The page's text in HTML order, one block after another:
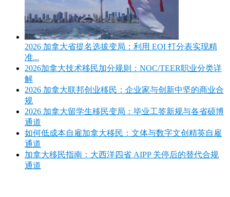
2026 加拿大省提名选拔变局：利用 EOI 打分表实现精
准...
2026加拿大技术移民加分规则：NOC/TEER职业分类详
解
2026 加拿大联邦创业移民：企业家与创新中坚的商业合
规
2026 加拿大留学生移民变局：毕业工签新规与各省硕博
通道
如何低成本自雇加拿大移民：文体与数字文创精英自雇
通道
加拿大移民指南：大西洋四省 AIPP 关停后的替代合规
通道